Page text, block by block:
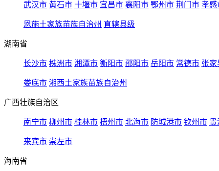
武汉市 黄石市 十堰市 宜昌市 襄阳市 鄂州市 荆门市 孝感
恩施土家族苗族自治州 直辖县级
湖南省
长沙市 株洲市 湘潭市 衡阳市 邵阳市 岳阳市 常德市 张家
娄底市 湘西土家族苗族自治州
广西壮族自治区
南宁市 柳州市 桂林市 梧州市 北海市 防城港市 钦州市 贵
来宾市 崇左市
海南省